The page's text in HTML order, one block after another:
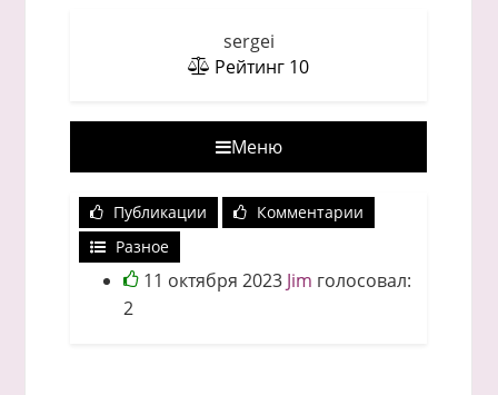
sergei
Рейтинг 10
Меню
Публикации
Комментарии
Разное
11 октября 2023 Jim голосовал:
2